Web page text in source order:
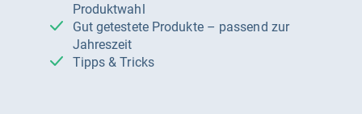
Produktwahl
Gut getestete Produkte – passend zur
Jahreszeit
Tipps & Tricks